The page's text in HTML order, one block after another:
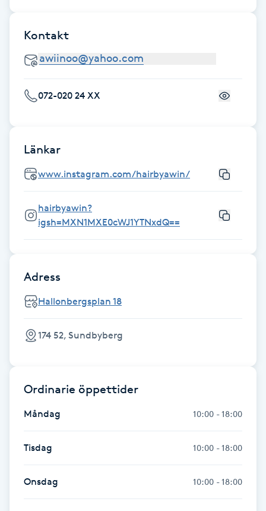
Herrklippning
HIFU
Hollywood Peel
Hot yoga
Hudföryngring
Huduppstramning
Hudvård
Hyaluronsyra
Hyperhidros
Hypnos
Hårbottenbehandling
Hårförlängning
Hårvård
Kontakt
072-020 24 XX
Länkar
www.instagram.com/hairbyawin/
hairbyawin?
igsh=MXN1MXE0cWJ1YTNxdQ==
Adress
Hallonbergsplan 18
174 52, Sundbyberg
Ordinarie öppettider
Måndag 10:00 - 18:00
Tisdag 10:00 - 18:00
Onsdag 10:00 - 18:00